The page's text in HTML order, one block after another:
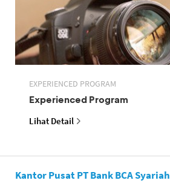
EXPERIENCED PROGRAM
Experienced Program
Lihat Detail
Kantor Pusat PT Bank BCA Syariah